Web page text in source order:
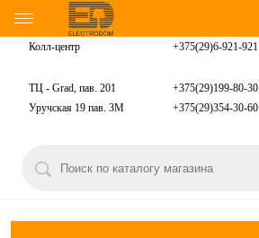
Колл-центр +375(29)6-921-921
ТЦ - Grad, пав. 201 +375(29)199-80-30
Уручская 19 пав. 3М +375(29)354-30-60